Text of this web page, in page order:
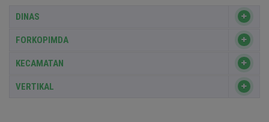
DINAS
FORKOPIMDA
KECAMATAN
VERTIKAL